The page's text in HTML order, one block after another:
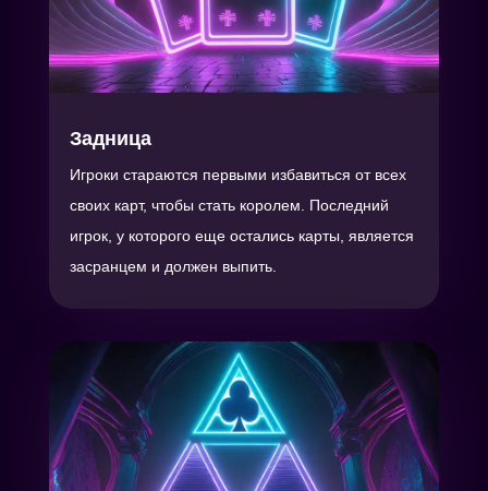
Задница
Игроки стараются первыми избавиться от всех
своих карт, чтобы стать королем. Последний
игрок, у которого еще остались карты, является
засранцем и должен выпить.